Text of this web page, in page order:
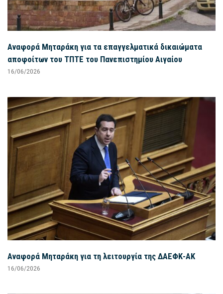
Αναφορά Μηταράκη για τα επαγγελματικά δικαιώματα
αποφοίτων του ΤΠΤΕ του Πανεπιστημίου Αιγαίου
16/06/2026
Αναφορά Μηταράκη για τη λειτουργία της ΔΑΕΦΚ-ΑΚ
16/06/2026